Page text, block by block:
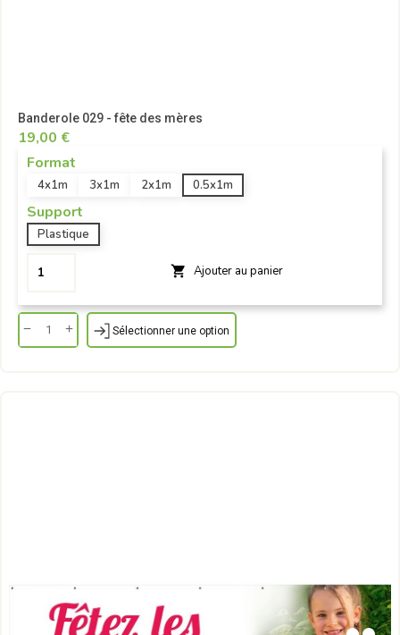
Banderole 029 - fête des mères
19,00 €
Format
4x1m 3x1m 2x1m 0.5x1m
Support
Plastique
 Ajouter au panier
Sélectionner une option